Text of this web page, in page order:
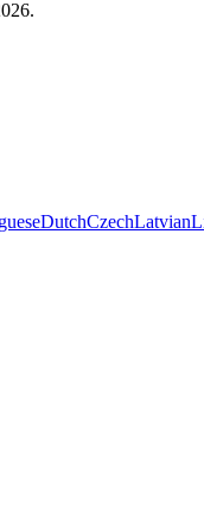
DutchCzechLatvian